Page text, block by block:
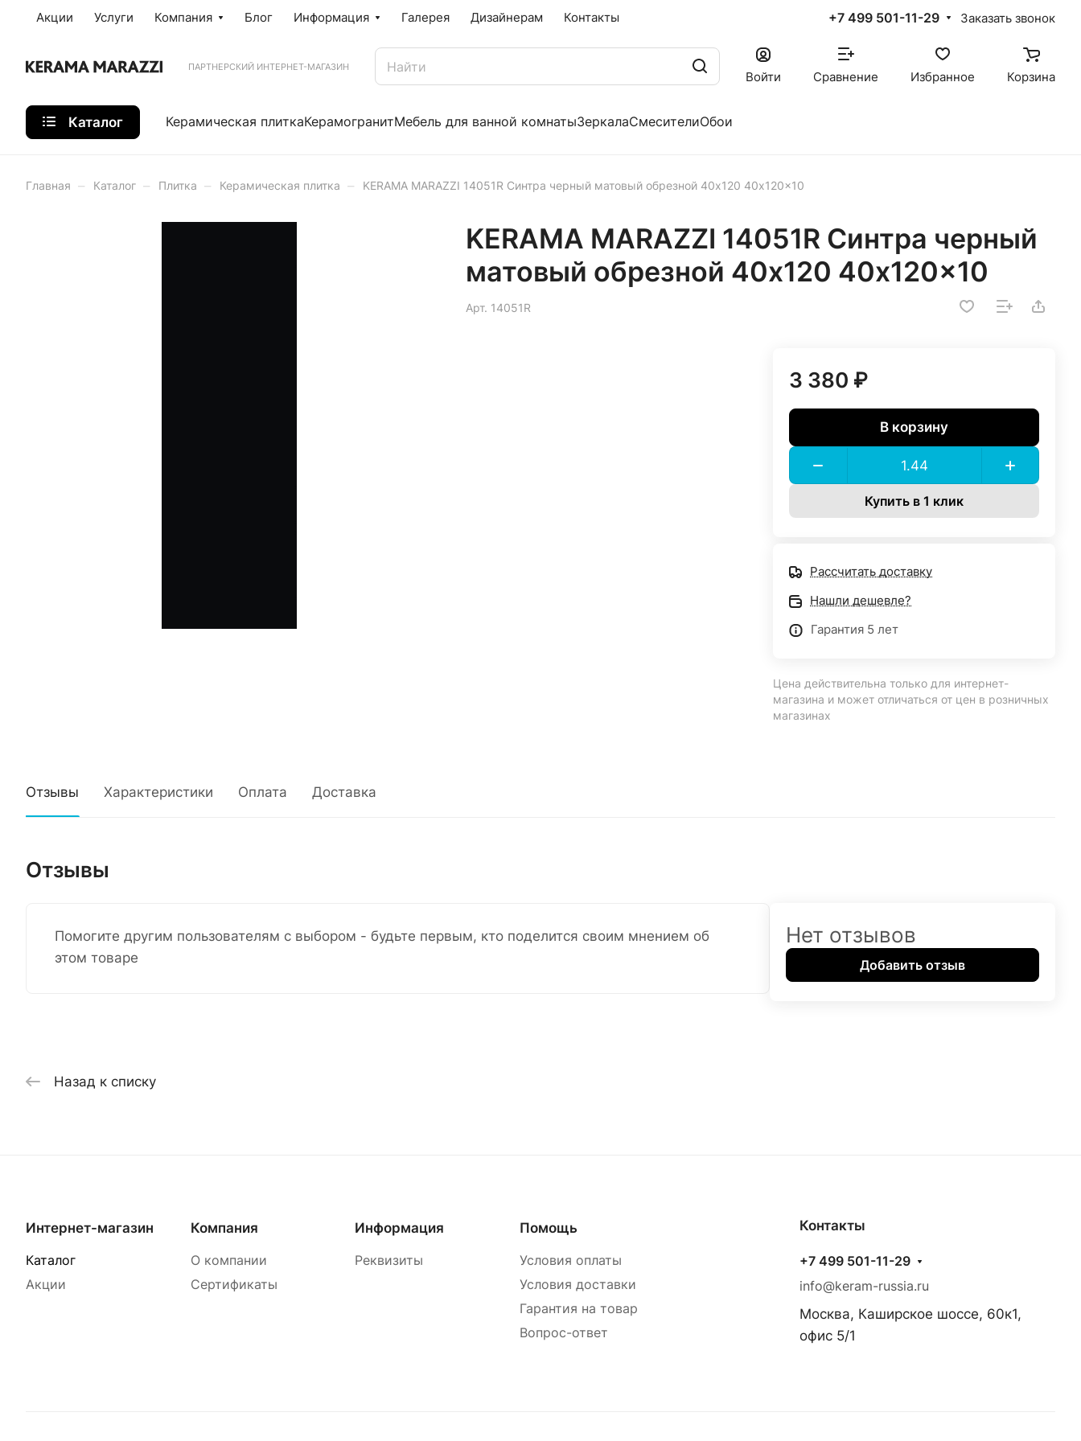
Акции Услуги Компания Блог Информация Галерея Дизайнерам Контакты +7 499 501-11-29 Заказать звонок
ПАРТНЕРСКИЙ ИНТЕРНЕТ-МАГАЗИН
Войти Сравнение Избранное Корзина
Каталог Керамическая плиткаКерамогранитМебель для ванной комнатыЗеркалаСмесителиОбои
Главная – Каталог – Плитка – Керамическая плитка – KERAMA MARAZZI 14051R Синтра черный матовый обрезной 40х120 40x120x10
KERAMA MARAZZI 14051R Синтра черный
матовый обрезной 40х120 40x120x10
Арт. 14051R
3 380 ₽
В корзину
Купить в 1 клик
Рассчитать доставку
Нашли дешевле?
Гарантия 5 лет
Цена действительна только для интернет-
магазина и может отличаться от цен в розничных
магазинах
Отзывы Характеристики Оплата Доставка
Отзывы
Помогите другим пользователям с выбором - будьте первым, кто поделится своим мнением об
этом товаре
Нет отзывов
Добавить отзыв
Назад к списку
Интернет-магазин
Каталог
Акции
Компания
О компании
Сертификаты
Информация
Реквизиты
Помощь
Условия оплаты
Условия доставки
Гарантия на товар
Вопрос-ответ
Контакты
+7 499 501-11-29
info@keram-russia.ru
Москва, Каширское шоссе, 60к1,
офис 5/1